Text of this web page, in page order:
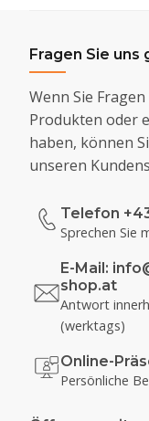
Fragen Sie uns
Wenn Sie
Produkten oder
haben, können
unseren
Telefon
Sprechen Sie
E-Mail:
shop.at
Antwort
(werktags)
Online-
Persönliche